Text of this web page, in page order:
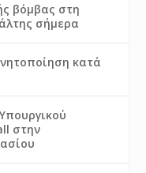
βόμβας στη
σήμερα
κατά
στην